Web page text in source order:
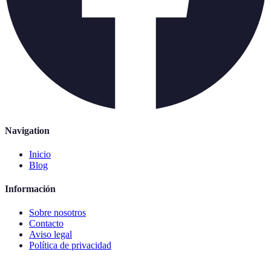
Navigation
Inicio
Blog
Información
Sobre nosotros
Contacto
Aviso legal
Política de privacidad